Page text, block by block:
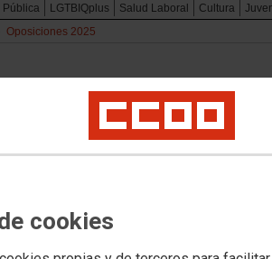
cookies
Pública LGTBIQplus Salud Laboral Cultura
Oposiciones 2025
al Cuerpo de Inspectores
evaluación de la tercera parte
ingreso y accesos a los
Evaluación de la fase de prácticas.